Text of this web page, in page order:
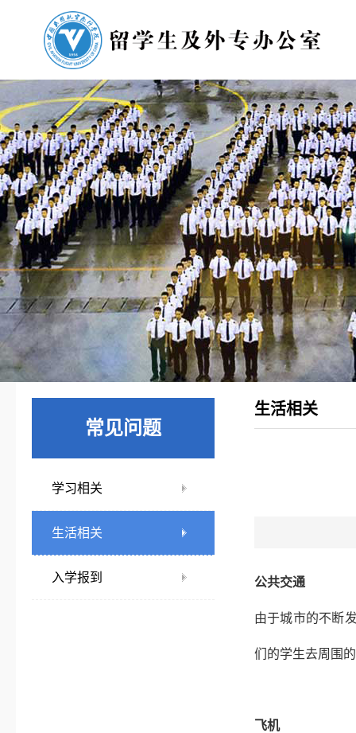
常见问题
学习相关
生活相关
入学报到
生活相关
公共交通
由于城市的不断
们的学生去周围
飞机